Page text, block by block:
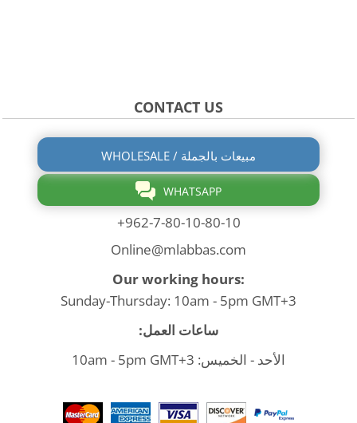
CONTACT US
WHOLESALE / مبيعات بالجملة
WHATSAPP
+962-7-80-10-80-10
Online@mlabbas.com
Our working hours:
Sunday-Thursday: 10am - 5pm GMT+3
ساعات العمل:
الأحد - الخميس: 10am - 5pm GMT+3